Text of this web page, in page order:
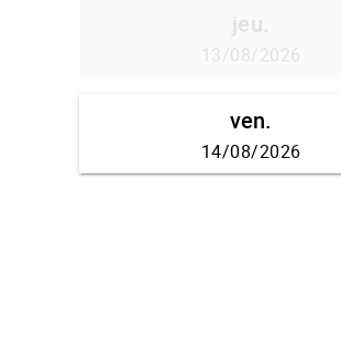
jeu.
13/08/2026
ven.
14/08/2026